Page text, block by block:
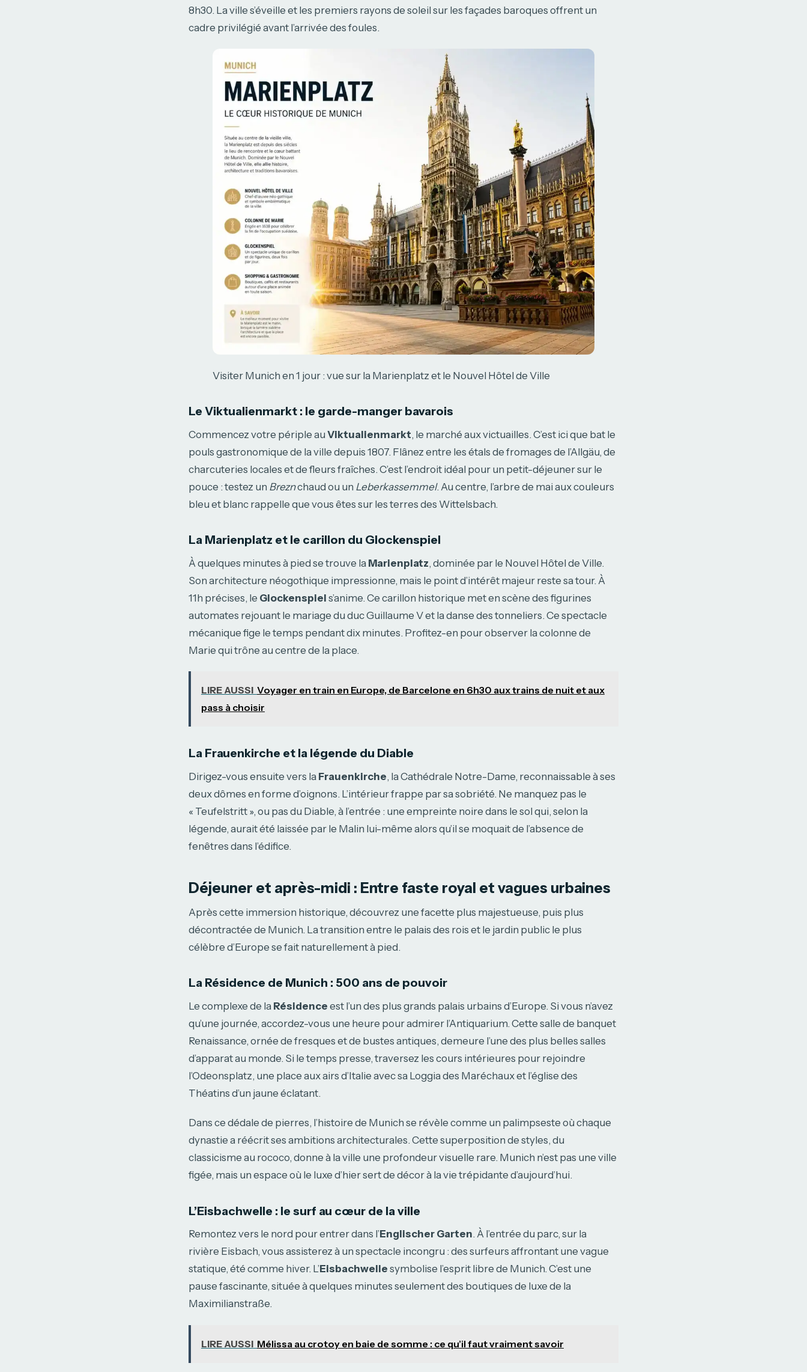
8h30. La ville s’éveille et les premiers rayons de soleil sur les façades baroques offrent un
cadre privilégié avant l’arrivée des foules.
Visiter Munich en 1 jour : vue sur la Marienplatz et le Nouvel Hôtel de Ville
Le Viktualienmarkt : le garde-manger bavarois
Commencez votre périple au Viktualienmarkt, le marché aux victuailles. C’est ici que bat le
pouls gastronomique de la ville depuis 1807. Flânez entre les étals de fromages de l’Allgäu, de
charcuteries locales et de fleurs fraîches. C’est l’endroit idéal pour un petit-déjeuner sur le
pouce : testez un Breznchaud ou un Leberkassemmel. Au centre, l’arbre de mai aux couleurs
bleu et blanc rappelle que vous êtes sur les terres des Wittelsbach.
La Marienplatz et le carillon du Glockenspiel
À quelques minutes à pied se trouve la Marienplatz, dominée par le Nouvel Hôtel de Ville.
Son architecture néogothique impressionne, mais le point d’intérêt majeur reste sa tour. À
11h précises, le Glockenspiel s’anime. Ce carillon historique met en scène des figurines
automates rejouant le mariage du duc Guillaume V et la danse des tonneliers. Ce spectacle
mécanique fige le temps pendant dix minutes. Profitez-en pour observer la colonne de
Marie qui trône au centre de la place.
LIRE AUSSI Voyager en train en Europe, de Barcelone en 6h30 aux trains de nuit et aux
pass à choisir
La Frauenkirche et la légende du Diable
Dirigez-vous ensuite vers la Frauenkirche, la Cathédrale Notre-Dame, reconnaissable à ses
deux dômes en forme d’oignons. L’intérieur frappe par sa sobriété. Ne manquez pas le
« Teufelstritt », ou pas du Diable, à l’entrée : une empreinte noire dans le sol qui, selon la
légende, aurait été laissée par le Malin lui-même alors qu’il se moquait de l’absence de
fenêtres dans l’édifice.
Déjeuner et après-midi : Entre faste royal et vagues urbaines
Après cette immersion historique, découvrez une facette plus majestueuse, puis plus
décontractée de Munich. La transition entre le palais des rois et le jardin public le plus
célèbre d’Europe se fait naturellement à pied.
La Résidence de Munich : 500 ans de pouvoir
Le complexe de la Résidence est l’un des plus grands palais urbains d’Europe. Si vous n’avez
qu’une journée, accordez-vous une heure pour admirer l’Antiquarium. Cette salle de banquet
Renaissance, ornée de fresques et de bustes antiques, demeure l’une des plus belles salles
d’apparat au monde. Si le temps presse, traversez les cours intérieures pour rejoindre
l’Odeonsplatz, une place aux airs d’Italie avec sa Loggia des Maréchaux et l’église des
Théatins d’un jaune éclatant.
Dans ce dédale de pierres, l’histoire de Munich se révèle comme un palimpseste où chaque
dynastie a réécrit ses ambitions architecturales. Cette superposition de styles, du
classicisme au rococo, donne à la ville une profondeur visuelle rare. Munich n’est pas une ville
figée, mais un espace où le luxe d’hier sert de décor à la vie trépidante d’aujourd’hui.
L’Eisbachwelle : le surf au cœur de la ville
Remontez vers le nord pour entrer dans l’Englischer Garten. À l’entrée du parc, sur la
rivière Eisbach, vous assisterez à un spectacle incongru : des surfeurs affrontant une vague
statique, été comme hiver. L’Eisbachwelle symbolise l’esprit libre de Munich. C’est une
pause fascinante, située à quelques minutes seulement des boutiques de luxe de la
Maximilianstraße.
LIRE AUSSI Mélissa au crotoy en baie de somme : ce qu’il faut vraiment savoir